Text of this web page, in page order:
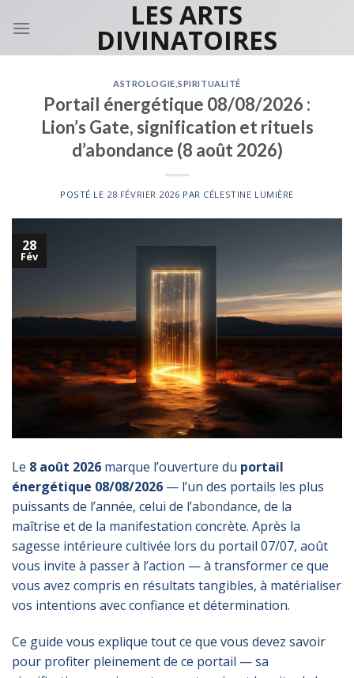
LES ARTS
DIVINATOIRES
ASTROLOGIE ,SPIRITUALITÉ
Portail énergétique 08/08/2026 :
Lion’s Gate, signification et rituels
d’abondance (8 août 2026)
POSTÉ LE 28 FÉVRIER 2026 PAR CÉLESTINE LUMIÈRE
28
Fév
Le 8 août 2026 marque l’ouverture du portail
énergétique 08/08/2026 — l’un des portails les plus
puissants de l’année, celui de l’abondance, de la
maîtrise et de la manifestation concrète. Après la
sagesse intérieure cultivée lors du portail 07/07, août
vous invite à passer à l’action — à transformer ce que
vous avez compris en résultats tangibles, à matérialiser
vos intentions avec confiance et détermination.
Ce guide vous explique tout ce que vous devez savoir
pour profiter pleinement de ce portail — sa